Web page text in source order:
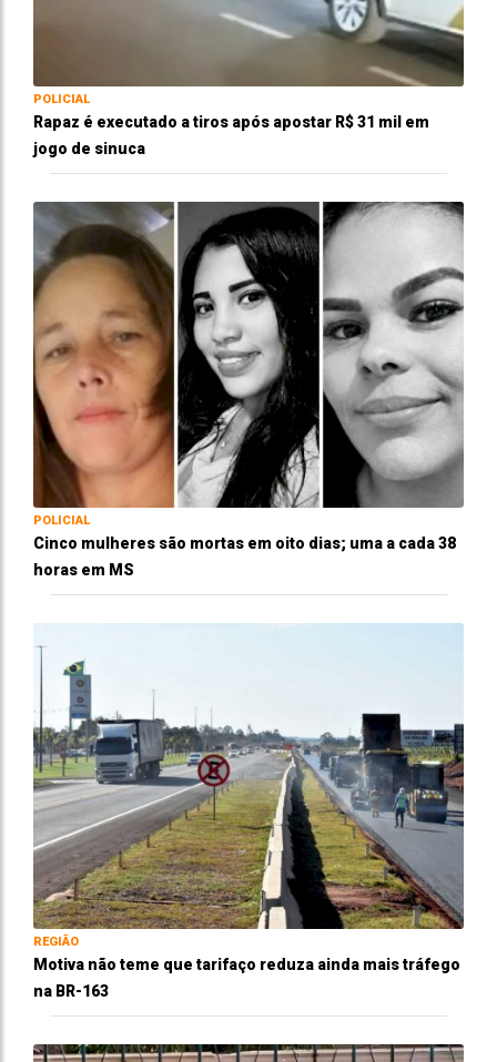
POLICIAL
Rapaz é executado a tiros após apostar R$ 31 mil em
jogo de sinuca
POLICIAL
Cinco mulheres são mortas em oito dias; uma a cada 38
horas em MS
REGIÃO
Motiva não teme que tarifaço reduza ainda mais tráfego
na BR-163